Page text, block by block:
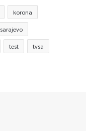
korona
sarajevo
test tvsa